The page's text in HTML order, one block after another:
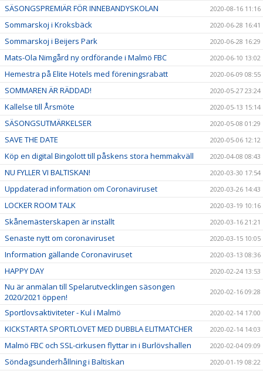
SÄSONGSPREMIÄR FÖR INNEBANDYSKOLAN 2020-08-16 11:16
Sommarskoj i Kroksbäck 2020-06-28 16:41
Sommarskoj i Beijers Park 2020-06-28 16:29
Mats-Ola Nimgård ny ordförande i Malmö FBC 2020-06-10 13:02
Hemestra på Elite Hotels med föreningsrabatt 2020-06-09 08:55
SOMMAREN ÄR RÄDDAD! 2020-05-27 23:24
Kallelse till Årsmöte 2020-05-13 15:14
SÄSONGSUTMÄRKELSER 2020-05-08 01:29
SAVE THE DATE 2020-05-06 12:12
Köp en digital Bingolott till påskens stora hemmakväll 2020-04-08 08:43
NU FYLLER VI BALTISKAN! 2020-03-30 17:54
Uppdaterad information om Coronaviruset 2020-03-26 14:43
LOCKER ROOM TALK 2020-03-19 10:16
Skånemästerskapen är inställt 2020-03-16 21:21
Senaste nytt om coronaviruset 2020-03-15 10:05
Information gällande Coronaviruset 2020-03-13 08:36
HAPPY DAY 2020-02-24 13:53
Nu är anmälan till Spelarutvecklingen säsongen
2020/2021 öppen!
2020-02-16 09:28
Sportlovsaktiviteter - Kul i Malmö 2020-02-14 17:00
KICKSTARTA SPORTLOVET MED DUBBLA ELITMATCHER 2020-02-14 14:03
Malmö FBC och SSL-cirkusen flyttar in i Burlövshallen 2020-02-04 09:09
Söndagsunderhållning i Baltiskan 2020-01-19 08:22